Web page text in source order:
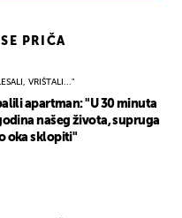
PRIČA
VRIŠTALI..."
apartman: "U 30 minuta
našeg života, supruga
oka sklopiti"